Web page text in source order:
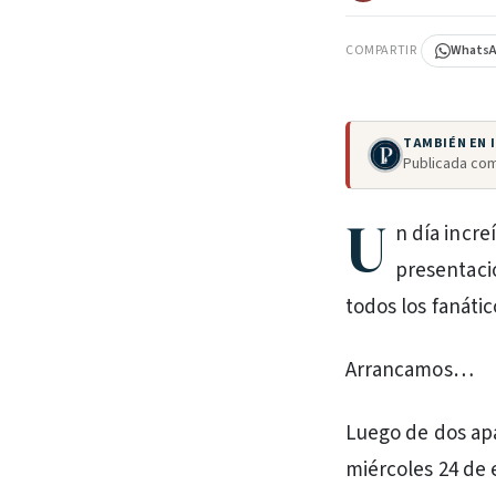
COMPARTIR
TAMBIÉN EN
Publicada
U n día
todos los
Arrancamos…
Luego de dos
miércoles 24